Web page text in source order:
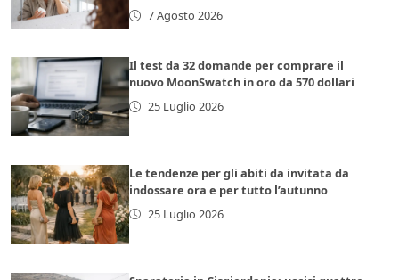
7 Agosto 2026
Il test da 32 domande per comprare il
nuovo MoonSwatch in oro da 570 dollari
25 Luglio 2026
Le tendenze per gli abiti da invitata da
indossare ora e per tutto l’autunno
25 Luglio 2026